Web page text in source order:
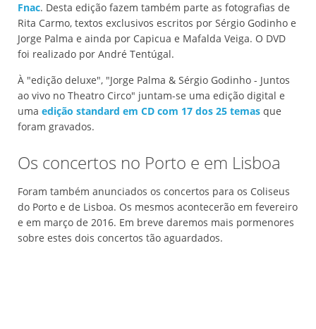
Fnac. Desta edição fazem também parte as fotografias de
Rita Carmo, textos exclusivos escritos por Sérgio Godinho e
Jorge Palma e ainda por Capicua e Mafalda Veiga. O DVD
foi realizado por André Tentúgal.
À "edição deluxe", "Jorge Palma & Sérgio Godinho - Juntos
ao vivo no Theatro Circo" juntam-se uma edição digital e
uma edição standard em CD com 17 dos 25 temas que
foram gravados.
Os concertos no Porto e em Lisboa
Foram também anunciados os concertos para os Coliseus
do Porto e de Lisboa. Os mesmos acontecerão em fevereiro
e em março de 2016. Em breve daremos mais pormenores
sobre estes dois concertos tão aguardados.